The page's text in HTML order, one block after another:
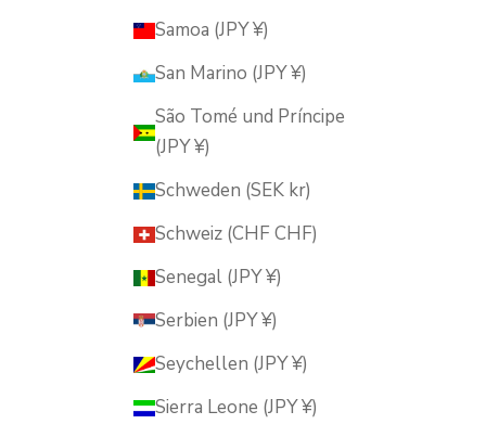
Samoa (JPY ¥)
San Marino (JPY ¥)
São Tomé und Príncipe
(JPY ¥)
Schweden (SEK kr)
Schweiz (CHF CHF)
Senegal (JPY ¥)
Serbien (JPY ¥)
Seychellen (JPY ¥)
Sierra Leone (JPY ¥)